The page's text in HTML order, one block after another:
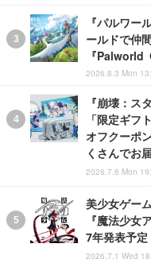
『パルワー
ールドで仲
『Palworld
2026.8.3 Mon
『崩壊：ス
「限定ギフ
オフクーポ
くさんでお
2026.7.6 Mon
美少女ゲー
『魔法少女
7年発表予定
2026.7.1 Wed